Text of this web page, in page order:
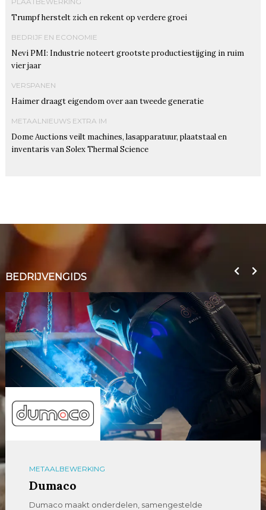
Trumpf herstelt zich en rekent op verdere groei
BEDRIJF EN ECONOMIE
Nevi PMI: Industrie noteert grootste productiestijging in ruim
vier jaar
VERSPANEN
Haimer draagt eigendom over aan tweede generatie
METAALNIEUWS EXTRA IM
Dome Auctions veilt machines, lasapparatuur, plaatstaal en
inventaris van Solex Thermal Science
BEDRIJVENGIDS
METAALBEWERKING
Dumaco
Dumaco maakt onderdelen, samengestelde